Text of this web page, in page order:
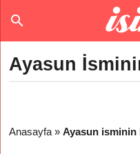
Ayasun
Anasayfa »Ayasun isminin